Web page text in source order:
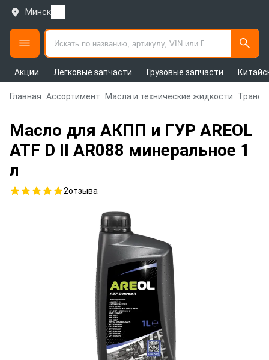
Минск
Акции Легковые запчасти Грузовые запчасти
Главная Ассортимент Масла и технические жидкости
Масло для АКПП и ГУР AREOL
ATF D II AR088 минеральное 1
л
2отзыва